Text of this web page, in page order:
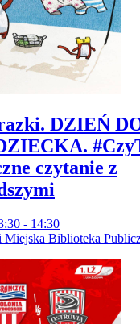
DZIEŃ
czytanie z
- 14:30
Miejska Biblioteka